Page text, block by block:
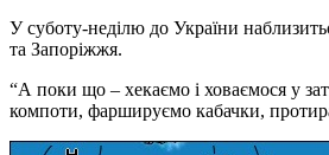
У суботу-неділю до України
та Запоріжжя.
“А поки що – хекаємо і ховаємося у
компоти, фаршируємо кабачки,